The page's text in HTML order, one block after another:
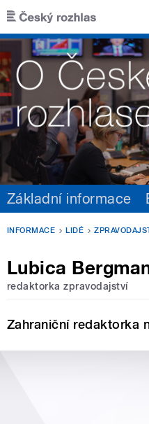
Přejít k hlavnímu obsahu
Základní informace
INFORMACE LIDÉ
Lubica
redaktorka zpravodajství
Zahraniční redaktorka